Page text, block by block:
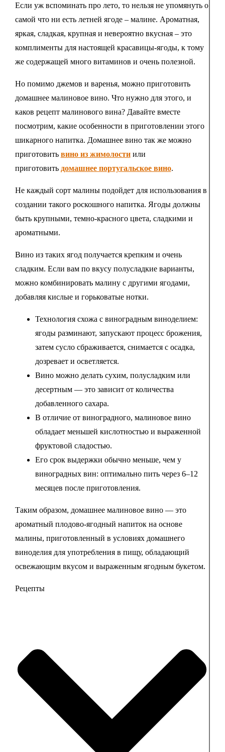
Если уж вспоминать про лето, то нельзя не упомянуть о
самой что ни есть летней ягоде – малине. Ароматная,
яркая, сладкая, крупная и невероятно вкусная – это
комплименты для настоящей красавицы-ягоды, к тому
же содержащей много витаминов и очень полезной.
Но помимо джемов и варенья, можно приготовить
домашнее малиновое вино. Что нужно для этого, и
каков рецепт малинового вина? Давайте вместе
посмотрим, какие особенности в приготовлении этого
шикарного напитка. Домашнее вино так же можно
приготовить вино из жимолостиили
приготовить домашнее португальское вино.
Не каждый сорт малины подойдет для использования в
создании такого роскошного напитка. Ягоды должны
быть крупными, темно-красного цвета, сладкими и
ароматными.
Вино из таких ягод получается крепким и очень
сладким. Если вам по вкусу полусладкие варианты,
можно комбинировать малину с другими ягодами,
добавляя кислые и горьковатые нотки.
Технология схожа с виноградным виноделием:
ягоды разминают, запускают процесс брожения,
затем сусло сбраживается, снимается с осадка,
дозревает и осветляется.
Вино можно делать сухим, полусладким или
десертным — это зависит от количества
добавленного сахара.
В отличие от виноградного, малиновое вино
обладает меньшей кислотностью и выраженной
фруктовой сладостью.
Его срок выдержки обычно меньше, чем у
виноградных вин: оптимально пить через 6–12
месяцев после приготовления.
Таким образом, домашнее малиновое вино — это
ароматный плодово-ягодный напиток на основе
малины, приготовленный в условиях домашнего
виноделия для употребления в пищу, обладающий
освежающим вкусом и выраженным ягодным букетом.
Рецепты